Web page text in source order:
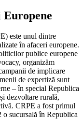
este unul dintre
în afaceri europene.
publice europene
organizăm
de implicare
de expertiză sunt
– în special Republica
dezvoltare rurală,
CRPE a fost primul
o sucursală în Republica